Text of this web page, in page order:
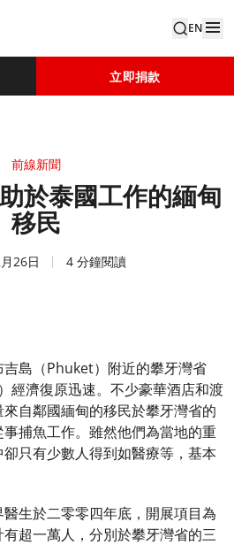
EN
立即捐款
前線新聞
於泰國工作的緬甸
移民
26日 4 分鐘閱讀
島（Phuket）附近的攀牙灣省
經濟復原迅速。不少豪華酒店和渡
自鄰國緬甸的移民於攀牙灣省的
捕魚工作。雖然他們為當地的重
只有少數人得到如醫療等，基本
生於二零零四年底，開展項目為
超一萬人，分別於攀牙灣省的三